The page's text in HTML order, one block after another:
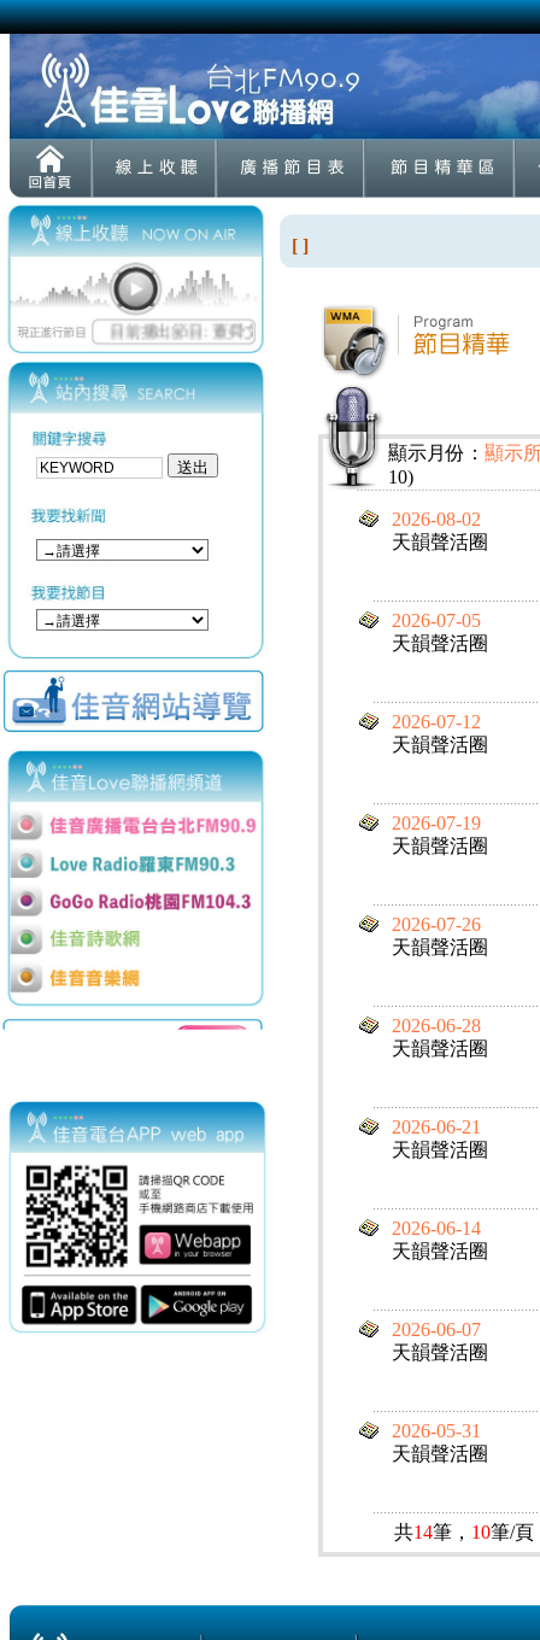
[ ]
顯示月份： 顯示
10)
2026-08-02
天韻聲活圈
2026-07-05
天韻聲活圈
2026-07-12
天韻聲活圈
2026-07-19
天韻聲活圈
2026-07-26
天韻聲活圈
2026-06-28
天韻聲活圈
2026-06-21
天韻聲活圈
2026-06-14
天韻聲活圈
2026-06-07
天韻聲活圈
2026-05-31
天韻聲活圈
共14筆， 10筆/頁